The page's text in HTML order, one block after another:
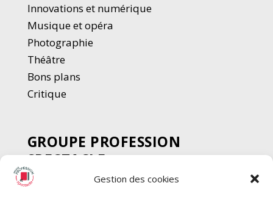
Gestion des cookies
Innovations et numérique
Musique et opéra
Photographie
Théâtre
Bons plans
Critique
GROUPE PROFESSION
SPECTACLE
Chèque Intermittents